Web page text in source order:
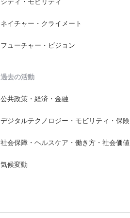
ネイチャー・クライメート
フューチャー・ビジョン
過去の活動
公共政策・経済・金融
デジタルテクノロジー・モビリティ・保険
社会保障・ヘルスケア・働き方・社会価値
気候変動